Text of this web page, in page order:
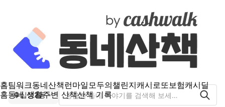
홈팀워크동네산책런마일모두의챌린지캐시로또보험캐시딜
홈동네 생활주변 산책산책 기록
십정2동